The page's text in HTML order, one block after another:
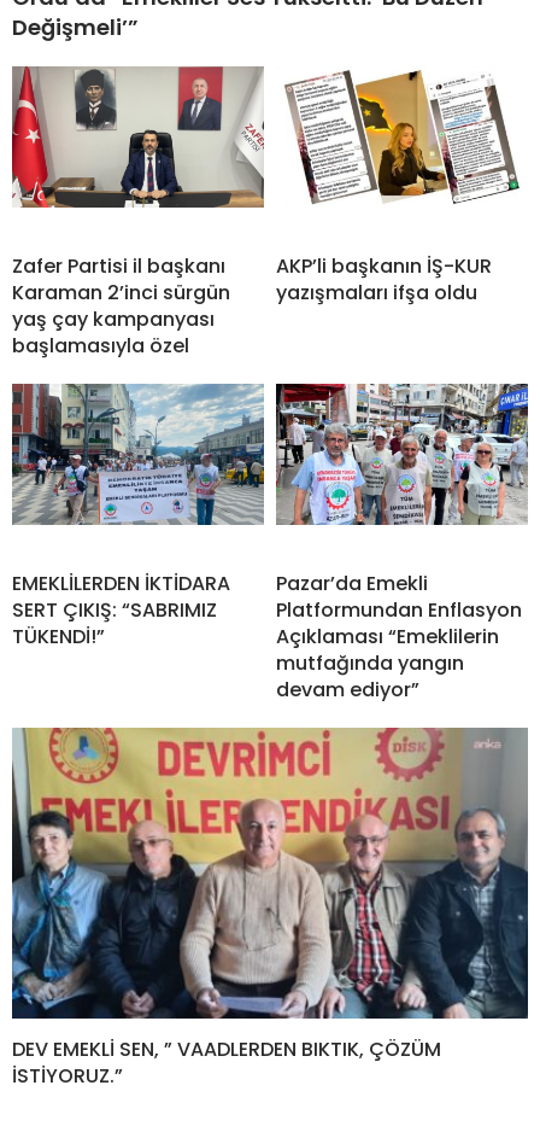
Değişmeli’”
Zafer Partisi il başkanı
Karaman 2’inci sürgün
yaş çay kampanyası
başlamasıyla özel
AKP’li başkanın İŞ-KUR
yazışmaları ifşa oldu
EMEKLİLERDEN İKTİDARA
SERT ÇIKIŞ: “SABRIMIZ
TÜKENDİ!”
Pazar’da Emekli
Platformundan Enflasyon
Açıklaması “Emeklilerin
mutfağında yangın
devam ediyor”
DEV EMEKLİ SEN, ” VAADLERDEN BIKTIK, ÇÖZÜM
İSTİYORUZ.”